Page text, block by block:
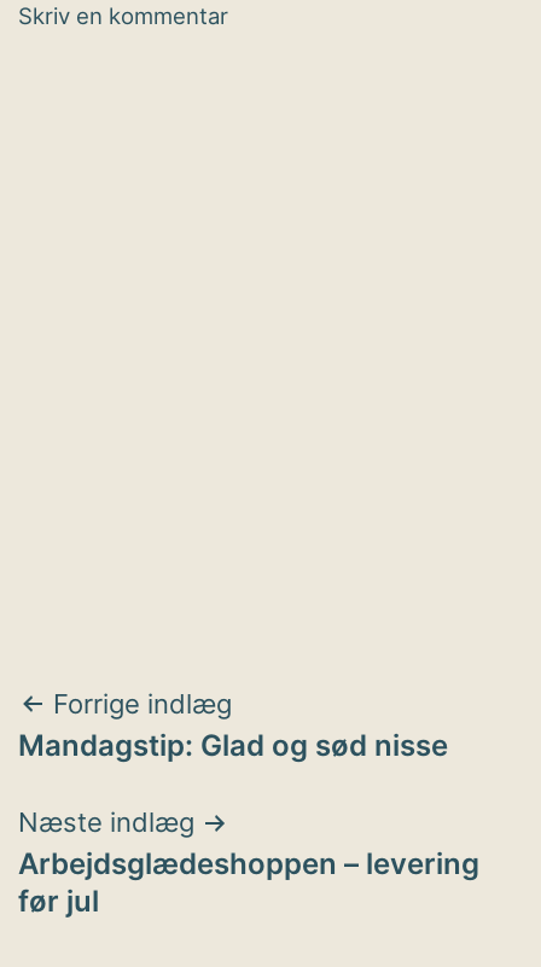
Skriv en kommentar
Indlægsnavigation
Forrige indlæg
Mandagstip: Glad og sød nisse
Næste indlæg
Arbejdsglædeshoppen – levering
før jul